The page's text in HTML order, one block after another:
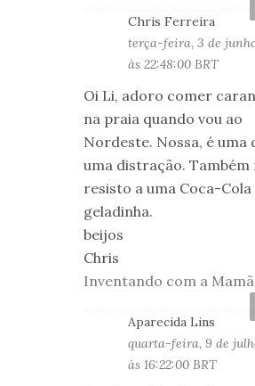
Chris Ferreira
terça-feira, 3 de
às 22:48:00 BRT
Oi Li, adoro comer
na praia quando vou ao
Nordeste. Nossa, é uma
uma distração. Também
resisto a uma Coca-Cola
geladinha.
beijos
Chris
Inventando com a
Aparecida Lins
quarta-feira, 9 de
às 16:22:00 BRT